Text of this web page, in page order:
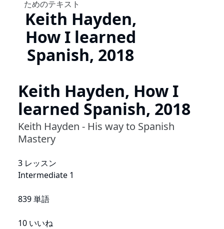
Keith Hayden,
How I learned
Spanish, 2018
Keith Hayden, How I
learned Spanish, 2018
Keith Hayden - His way to Spanish
Mastery
3 レッスン
Intermediate 1
839 単語
10 いいね